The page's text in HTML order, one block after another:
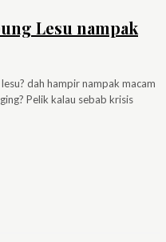
Lesu nampak
dah hampir nampak macam
krisis